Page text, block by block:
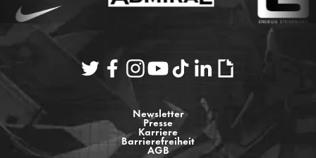
Newsletter
Presse
Karriere
Barrierefreiheit
AGB